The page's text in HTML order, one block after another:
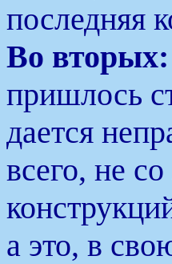
последняя
Во вторых:
пришлось
дается
всего, не
а это, в